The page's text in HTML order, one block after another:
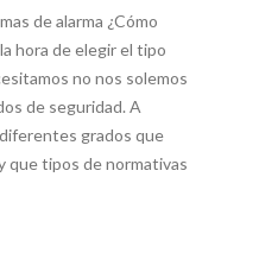
de alarma ¿Cómo
hora de elegir el tipo
no nos solemos
de seguridad. A
grados que
que tipos de normativas